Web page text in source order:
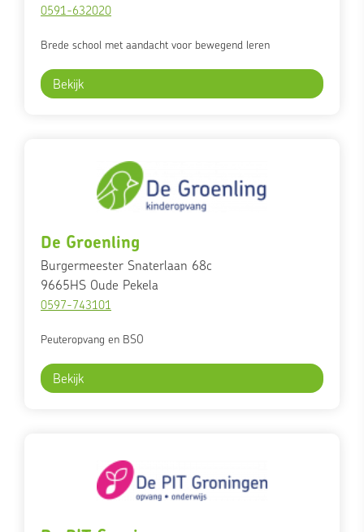
0591-632020
Brede school met aandacht voor bewegend leren
Bekijk
De Groenling
Burgermeester Snaterlaan 68c
9665HS Oude Pekela
0597-743101
Peuteropvang en BSO
Bekijk